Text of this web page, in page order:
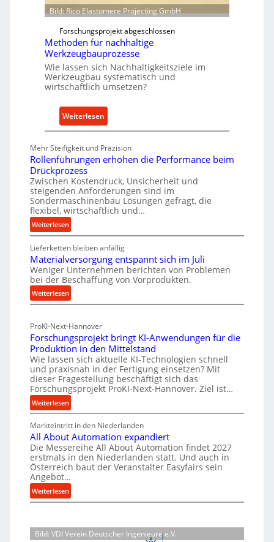
i
t
e
r
w
ü
h
r
t
A
k
a
f
v
n
I
n
s
t
r
e
r
s
a
t
z
i
l
e
n
Bild: Rico Elastomere Projecting GmbH
Forschungsprojekt abgeschlossen
Methoden für nachhaltige
Werkzeugbauprozesse
Wie lassen sich Nachhaltigkeitsziele im
Werkzeugbau systematisch und
wirtschaftlich umsetzen?
Weiterlesen
M
t
o
d
e
ü
r
n
a
h
a
l
t
i
g
W
e
r
k
z
g
a
Mehr Steifigkeit und Präzision
Rollenführungen erhöhen die Performance beim
Drückprozess
Zwischen Kostendruck, Unsicherheit und
steigenden Anforderungen sind im
Sondermaschinenbau Lösungen gefragt, die
flexibel, wirtschaftlich und…
Weiterlesen:
R
o
l
l
e
n
f
h
r
u
n
g
e
n
e
ö
h
e
n
d
i
P
e
Lieferketten bleiben anfällig
Materialversorgung entspannt sich im Juli
Weniger Unternehmen berichten von Problemen
bei der Beschaffung von Vorprodukten.
Weiterlesen:
M
t
e
r
i
a
l
v
e
o
r
g
u
n
g
n
t
ProKI-Next-Hannover
Forschungsprojekt bringt KI-Anwendungen für die
Produktion in den Mittelstand
Wie lassen sich aktuelle KI-Technologien schnell
und praxisnah in der Fertigung einsetzen? Mit
dieser Fragestellung beschäftigt sich das
Forschungsprojekt ProKI-Next-Hannover. Ziel ist…
Weiterlesen:
F
o
r
s
c
h
u
n
p
Markteintritt in den Niederlanden
All About Automation expandiert
Die Messereihe All About Automation findet 2027
erstmals in den Niederlanden statt. Und auch in
Österreich baut der Veranstalter Easyfairs sein
Angebot…
Weiterlesen:
A
A
Bild: VDI Verein Deutscher Ingenieure e.V.